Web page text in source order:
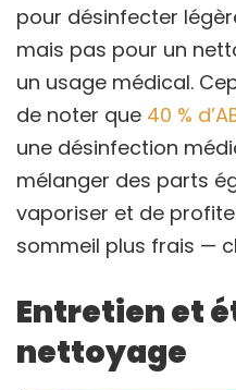
pour désinfecter
mais pas pour un
un usage médical.
de noter que 40 %
une désinfection
mélanger des parts
vaporiser et de
sommeil plus frais —
Entretien et
nettoyage